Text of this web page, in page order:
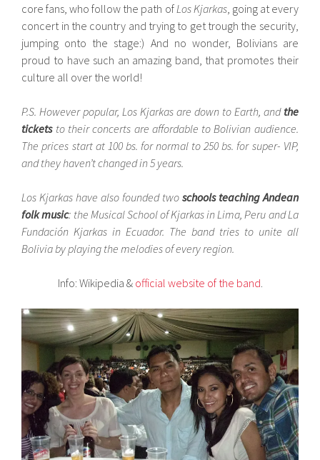
core fans, who follow the path of Los Kjarkas, going at every
concert in the country and trying to get trough the security,
jumping onto the stage:) And no wonder, Bolivians are
proud to have such an amazing band, that promotes their
culture all over the world!
P.S. However popular, Los Kjarkas are down to Earth, and the
ticketsto their concerts are affordable to Bolivian audience.
The prices start at 100 bs. for normal to 250 bs. for super- VIP,
and they haven’t changed in 5 years.
Los Kjarkas have also founded two schools teaching Andean
folk music: the Musical School of Kjarkas in Lima, Peru and La
Fundación Kjarkas in Ecuador. The band tries to unite all
Bolivia by playing the melodies of every region.
Info: Wikipedia & official website of the band